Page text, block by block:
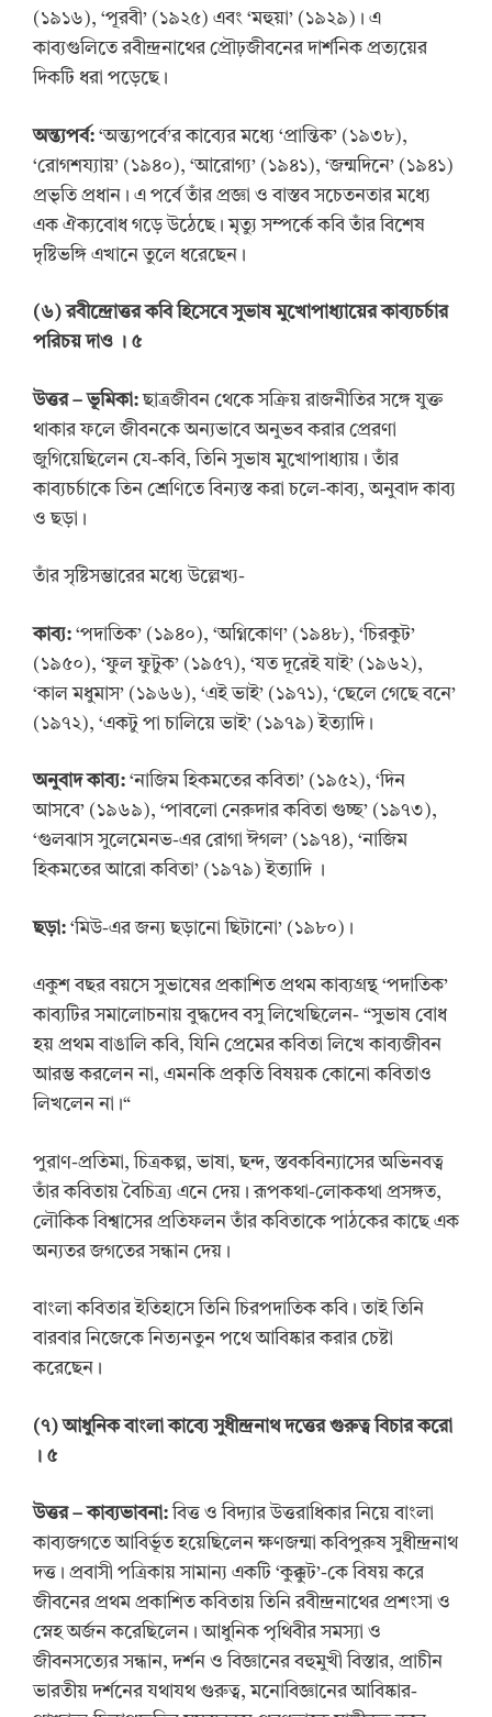
(১৯১৬), ‘পূরবী’ (১৯২৫) এবং ‘মহুয়া’ (১৯২৯)। এ
কাব্যগুলিতে রবীন্দ্রনাথের প্রৌঢ়জীবনের দার্শনিক প্রত্যয়ের
দিকটি ধরা পড়েছে।
অন্ত্যপর্ব: ‘অন্ত্যপর্বে’র কাব্যের মধ্যে ‘প্রান্তিক’ (১৯৩৮),
‘রোগশয্যায়’ (১৯৪০), ‘আরোগ্য’ (১৯৪১), ‘জন্মদিনে’ (১৯৪১)
প্রভৃতি প্রধান। এ পর্বে তাঁর প্রজ্ঞা ও বাস্তব সচেতনতার মধ্যে
এক ঐক্যবোধ গড়ে উঠেছে। মৃত্যু সম্পর্কে কবি তাঁর বিশেষ
দৃষ্টিভঙ্গি এখানে তুলে ধরেছেন।
(৬)রবীন্দ্রোত্তর কবি হিসেবে সুভাষ মুখোপাধ্যায়ের কাব্যচর্চার
পরিচয় দাও । ৫
উত্তর–ভূমিকা:ছাত্রজীবন থেকে সক্রিয় রাজনীতির সঙ্গে যুক্ত
থাকার ফলে জীবনকে অন্যভাবে অনুভব করার প্রেরণা
জুগিয়েছিলেন যে-কবি, তিনি সুভাষ মুখোপাধ্যায়। তাঁর
কাব্যচর্চাকে তিন শ্রেণিতে বিন্যস্ত করা চলে-কাব্য, অনুবাদ কাব্য
ও ছড়া।
তাঁর সৃষ্টিসম্ভারের মধ্যে উল্লেখ্য-
কাব্য: ‘পদাতিক’ (১৯৪০), ‘অগ্নিকোণ’ (১৯৪৮), ‘চিরকুট’
(১৯৫০), ‘ফুল ফুটুক’ (১৯৫৭), ‘যত দূরেই যাই’ (১৯৬২),
‘কাল মধুমাস’ (১৯৬৬), ‘এই ভাই’ (১৯৭১), ‘ছেলে গেছে বনে’
(১৯৭২), ‘একটু পা চালিয়ে ভাই’ (১৯৭৯) ইত্যাদি।
অনুবাদ কাব্য: ‘নাজিম হিকমতের কবিতা’ (১৯৫২), ‘দিন
আসবে’ (১৯৬৯), ‘পাবলো নেরুদার কবিতা গুচ্ছ’ (১৯৭৩),
‘গুলঝাস সুলেমেনভ-এর রোগা ঈগল’ (১৯৭৪), ‘নাজিম
হিকমতের আরো কবিতা’ (১৯৭৯) ইত্যাদি ।
ছড়া: ‘মিউ-এর জন্য ছড়ানো ছিটানো’ (১৯৮০)।
একুশ বছর বয়সে সুভাষের প্রকাশিত প্রথম কাব্যগ্রন্থ ‘পদাতিক’
কাব্যটির সমালোচনায় বুদ্ধদেব বসু লিখেছিলেন- “সুভাষ বোধ
হয় প্রথম বাঙালি কবি, যিনি প্রেমের কবিতা লিখে কাব্যজীবন
আরম্ভ করলেন না, এমনকি প্রকৃতি বিষয়ক কোনো কবিতাও
লিখলেন না।“
পুরাণ-প্রতিমা, চিত্রকল্প, ভাষা, ছন্দ, স্তবকবিন্যাসের অভিনবত্ব
তাঁর কবিতায় বৈচিত্র্য এনে দেয়। রূপকথা-লোককথা প্রসঙ্গত,
লৌকিক বিশ্বাসের প্রতিফলন তাঁর কবিতাকে পাঠকের কাছে এক
অন্যতর জগতের সন্ধান দেয়।
বাংলা কবিতার ইতিহাসে তিনি চিরপদাতিক কবি। তাই তিনি
বারবার নিজেকে নিত্যনতুন পথে আবিষ্কার করার চেষ্টা
করেছেন।
(৭)আধুনিক বাংলা কাব্যে সুধীন্দ্রনাথ দত্তের গুরুত্ব বিচার করো
। ৫
উত্তর–কাব্যভাবনা:বিত্ত ও বিদ্যার উত্তরাধিকার নিয়ে বাংলা
কাব্যজগতে আবির্ভূত হয়েছিলেন ক্ষণজন্মা কবিপুরুষ সুধীন্দ্রনাথ
দত্ত। প্রবাসী পত্রিকায় সামান্য একটি ‘কুক্কুট’-কে বিষয় করে
জীবনের প্রথম প্রকাশিত কবিতায় তিনি রবীন্দ্রনাথের প্রশংসা ও
স্নেহ অর্জন করেছিলেন। আধুনিক পৃথিবীর সমস্যা ও
জীবনসত্যের সন্ধান, দর্শন ও বিজ্ঞানের বহুমুখী বিস্তার, প্রাচীন
ভারতীয় দর্শনের যথাযথ গুরুত্ব, মনোবিজ্ঞানের আবিষ্কার-